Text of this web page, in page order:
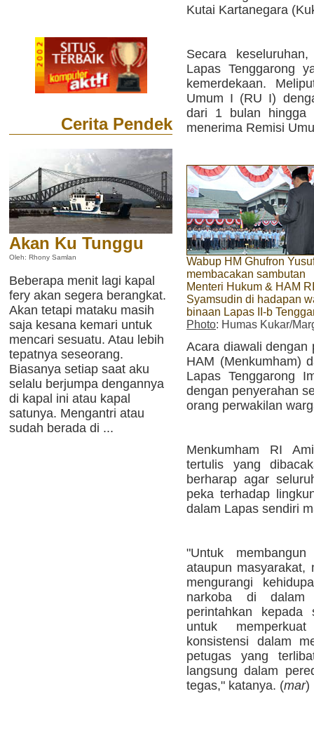
Cerita Pendek
Akan Ku Tunggu
Oleh: Rhony Samlan
Beberapa menit lagi kapal
fery akan segera berangkat.
Akan tetapi mataku masih
saja kesana kemari untuk
mencari sesuatu. Atau lebih
tepatnya seseorang.
Biasanya setiap saat aku
selalu berjumpa dengannya
di kapal ini atau kapal
satunya. Mengantri atau
sudah berada di ...
Kutai Kartanegara
Secara
Lapas Tenggarong
kemerdekaan.
Umum I (RU I)
dari 1 bulan hingga
menerima Remisi
Wabup HM Ghufron
membacakan sambutan
Menteri Hukum & HAM
Syamsudin di hadapan
binaan Lapas II-b
Photo: Humas Kukar/
Acara diawali dengan
HAM (Menkumham)
Lapas Tenggarong
dengan penyerahan
orang perwakilan
Menkumham RI
tertulis yang
berharap agar
peka terhadap
dalam Lapas sendiri
"Untuk
ataupun masyarakat,
mengurangi
narkoba di
perintahkan kepada
untuk
konsistensi dalam
petugas yang
langsung dalam
tegas," katanya. (mar)